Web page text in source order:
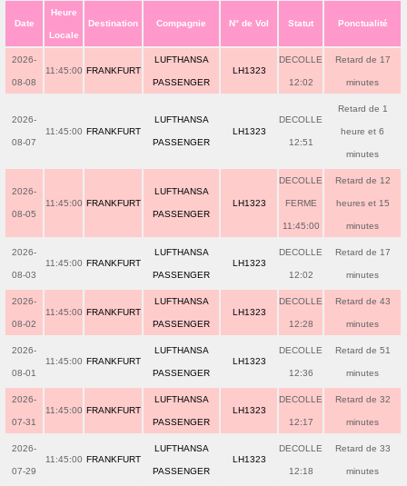
Date
Heure
Locale
Destination Compagnie N° de Vol Statut Ponctualité
2026-
08-08
11:45:00 FRANKFURT
LUFTHANSA
PASSENGER
LH1323
DECOLLE
12:02
Retard de 17
minutes
2026-
08-07
11:45:00 FRANKFURT
LUFTHANSA
PASSENGER
LH1323
DECOLLE
12:51
Retard de 1
heure et 6
minutes
2026-
08-05
11:45:00 FRANKFURT
LUFTHANSA
PASSENGER
LH1323
DECOLLE
FERME
11:45:00
Retard de 12
heures et 15
minutes
2026-
08-03
11:45:00 FRANKFURT
LUFTHANSA
PASSENGER
LH1323
DECOLLE
12:02
Retard de 17
minutes
2026-
08-02
11:45:00 FRANKFURT
LUFTHANSA
PASSENGER
LH1323
DECOLLE
12:28
Retard de 43
minutes
2026-
08-01
11:45:00 FRANKFURT
LUFTHANSA
PASSENGER
LH1323
DECOLLE
12:36
Retard de 51
minutes
2026-
07-31
11:45:00 FRANKFURT
LUFTHANSA
PASSENGER
LH1323
DECOLLE
12:17
Retard de 32
minutes
2026-
07-29
11:45:00 FRANKFURT
LUFTHANSA
PASSENGER
LH1323
DECOLLE
12:18
Retard de 33
minutes